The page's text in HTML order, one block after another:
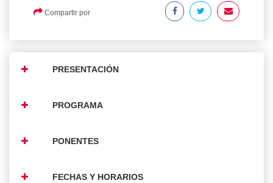
Compartir por
PRESENTACIÓN
PROGRAMA
PONENTES
FECHAS Y HORARIOS